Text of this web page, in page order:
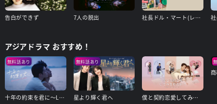
告白ができず 7人の脱出 社長ドル・マート(レンタル版)
アジアドラマ おすすめ！
無料話あり
十年の約束を君に～Love After Addiction～
無料話あり
星より輝く君へ 僕と契約恋愛してみませんか～Smile To Life～